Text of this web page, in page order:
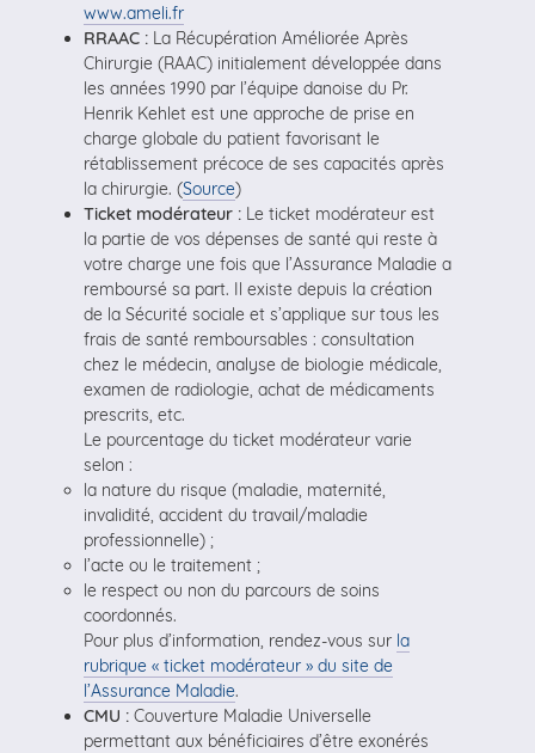
www.ameli.fr
RRAAC : La Récupération Améliorée Après
Chirurgie (RAAC) initialement développée dans
les années 1990 par l’équipe danoise du Pr.
Henrik Kehlet est une approche de prise en
charge globale du patient favorisant le
rétablissement précoce de ses capacités après
la chirurgie. (Source)
Ticket modérateur : Le ticket modérateur est
la partie de vos dépenses de santé qui reste à
votre charge une fois que l’Assurance Maladie a
remboursé sa part. Il existe depuis la création
de la Sécurité sociale et s’applique sur tous les
frais de santé remboursables : consultation
chez le médecin, analyse de biologie médicale,
examen de radiologie, achat de médicaments
prescrits, etc.
Le pourcentage du ticket modérateur varie
selon :
la nature du risque (maladie, maternité,
invalidité, accident du travail/maladie
professionnelle) ;
l’acte ou le traitement ;
le respect ou non du parcours de soins
coordonnés.
Pour plus d’information, rendez-vous sur la
rubrique « ticket modérateur » du site de
l’Assurance Maladie.
CMU : Couverture Maladie Universelle
permettant aux bénéficiaires d’être exonérés